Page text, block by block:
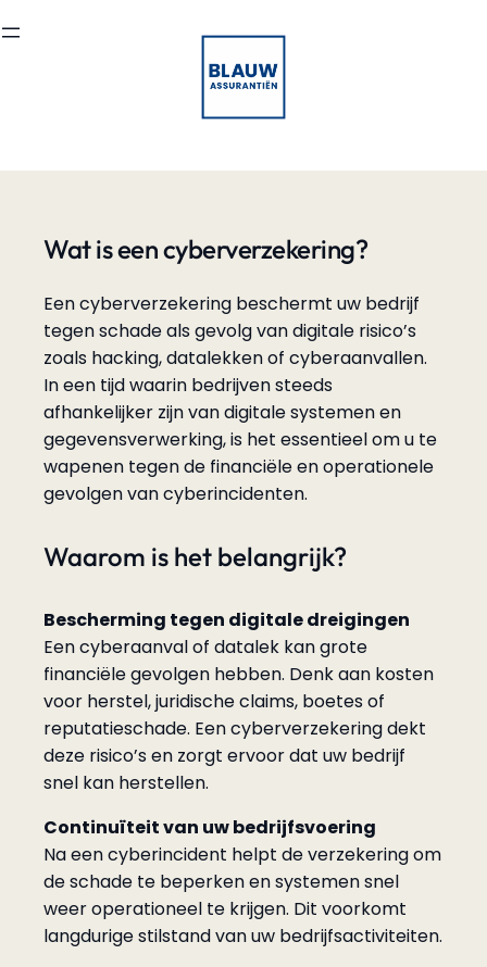
naar
Wat is een cyberverzekering?
Een cyberverzekering beschermt uw bedrijf
tegen schade als gevolg van digitale risico’s
zoals hacking, datalekken of cyberaanvallen.
In een tijd waarin bedrijven steeds
afhankelijker zijn van digitale systemen en
gegevensverwerking, is het essentieel om u te
wapenen tegen de financiële en operationele
gevolgen van cyberincidenten.
Waarom is het belangrijk?
Bescherming tegen digitale dreigingen
Een cyberaanval of datalek kan grote
financiële gevolgen hebben. Denk aan kosten
voor herstel, juridische claims, boetes of
reputatieschade. Een cyberverzekering dekt
deze risico’s en zorgt ervoor dat uw bedrijf
snel kan herstellen.
Continuïteit van uw bedrijfsvoering
Na een cyberincident helpt de verzekering om
de schade te beperken en systemen snel
weer operationeel te krijgen. Dit voorkomt
langdurige stilstand van uw bedrijfsactiviteiten.